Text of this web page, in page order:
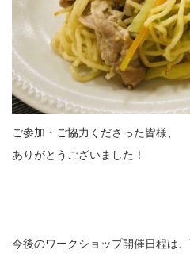
ご参加・ご協力くださった皆様、
ありがとうございました！
今後のワークショップ開催日程は、